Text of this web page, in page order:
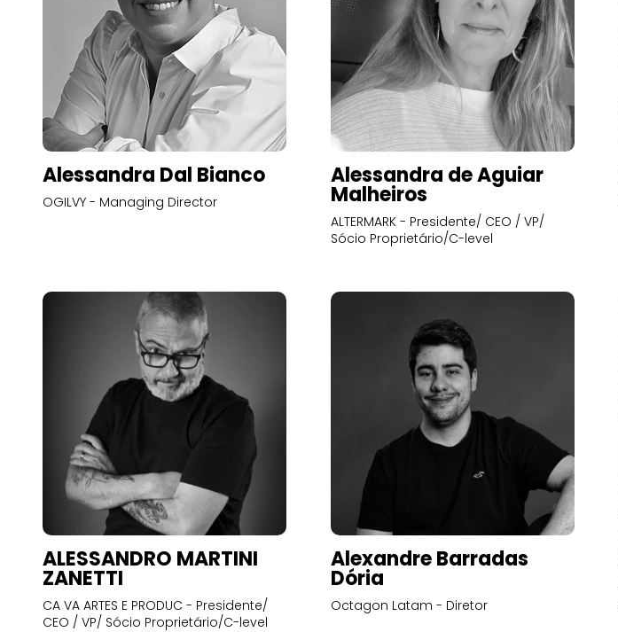
Alessandra Dal Bianco
OGILVY - Managing Director
Alessandra de Aguiar
Malheiros
ALTERMARK - Presidente/ CEO / VP/
Sócio Proprietário/C-level
ALESSANDRO MARTINI
ZANETTI
CA VA ARTES E PRODUC - Presidente/
CEO / VP/ Sócio Proprietário/C-level
Alexandre Barradas
Dória
Octagon Latam - Diretor